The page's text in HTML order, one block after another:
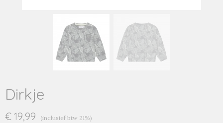
Dirkje
€ 19,99 (inclusief btw 21%)